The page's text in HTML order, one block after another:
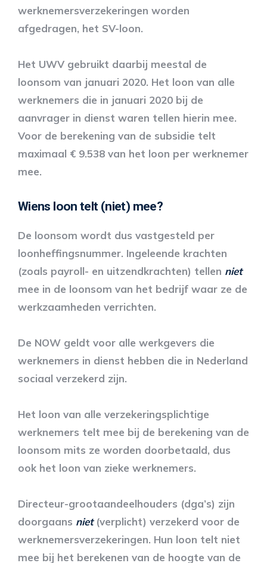
werknemersverzekeringen worden
afgedragen, het SV-loon.
Het UWV gebruikt daarbij meestal de
loonsom van januari 2020. Het loon van alle
werknemers die in januari 2020 bij de
aanvrager in dienst waren tellen hierin mee.
Voor de berekening van de subsidie telt
maximaal € 9.538 van het loon per werknemer
mee.
Wiens loon telt (niet) mee?
De loonsom wordt dus vastgesteld per
loonheffingsnummer. Ingeleende krachten
(zoals payroll- en uitzendkrachten) tellen niet
mee in de loonsom van het bedrijf waar ze de
werkzaamheden verrichten.
De NOW geldt voor alle werkgevers die
werknemers in dienst hebben die in Nederland
sociaal verzekerd zijn.
Het loon van alle verzekeringsplichtige
werknemers telt mee bij de berekening van de
loonsom mits ze worden doorbetaald, dus
ook het loon van zieke werknemers.
Directeur-grootaandeelhouders (dga’s) zijn
doorgaans niet(verplicht) verzekerd voor de
werknemersverzekeringen. Hun loon telt niet
mee bij het berekenen van de hoogte van de